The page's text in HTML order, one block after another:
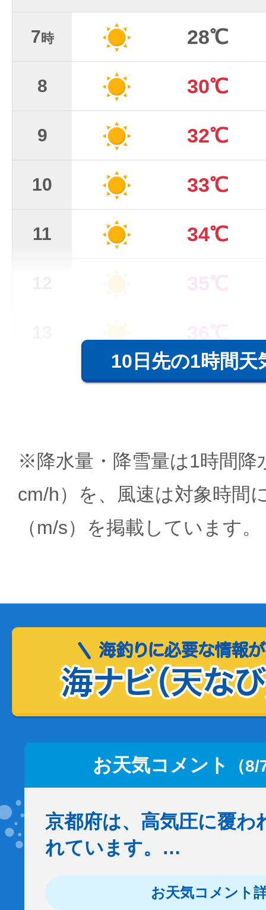
7時 28℃
8 30℃
9 32℃
10 33℃
11 34℃
35℃
10日先の1時間天
※降水量・降雪量は1時間降
cm/h）を、風速は対象時間
（m/s）を掲載しています。
お天気コメント （
京都府は、高気圧に覆わ
れています。…
お天気コメント